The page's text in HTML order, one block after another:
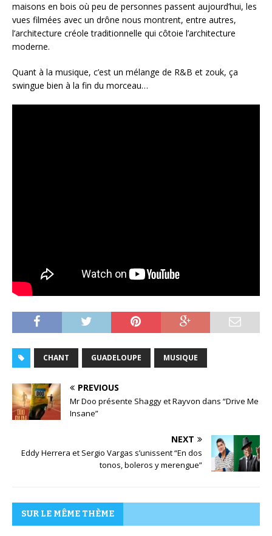
maisons en bois où peu de personnes passent aujourd’hui, les
vues filmées avec un drône nous montrent, entre autres,
l’architecture créole traditionnelle qui côtoie l’architecture
moderne.
Quant à la musique, c’est un mélange de R&B et zouk, ça
swingue bien à la fin du morceau…
CHANT GUADELOUPE MUSIQUE
PREVIOUS
Mr Doo présente Shaggy et Rayvon dans “Drive Me
Insane”
NEXT
Eddy Herrera et Sergio Vargas s’unissent “En dos
tonos, boleros y merengue”
SUR LE MÊME THÈME